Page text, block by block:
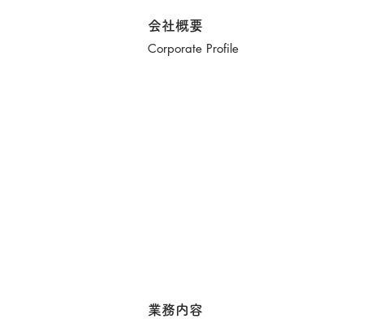
会社概要
Corporate Profile
業務内容